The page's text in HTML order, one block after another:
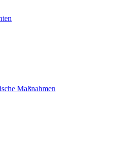
Maßnahmen